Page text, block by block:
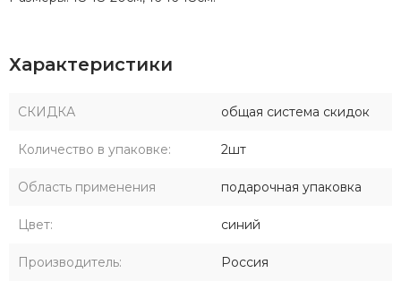
Характеристики
СКИДКА общая система скидок
Количество в упаковке: 2шт
Область применения подарочная упаковка
Цвет: синий
Производитель: Россия